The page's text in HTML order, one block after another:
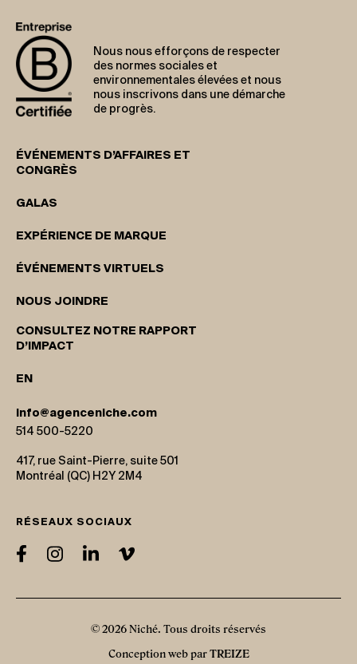
Nous nous efforçons de respecter
des normes sociales et
environnementales élevées et nous
nous inscrivons dans une démarche
de progrès.
ÉVÉNEMENTS D’AFFAIRES ET
CONGRÈS
GALAS
EXPÉRIENCE DE MARQUE
ÉVÉNEMENTS VIRTUELS
NOUS JOINDRE
CONSULTEZ NOTRE RAPPORT
D’IMPACT
EN
info@agenceniche.com
514 500-5220
417, rue Saint-Pierre, suite 501
Montréal (QC) H2Y 2M4
RÉSEAUX SOCIAUX
© 2026 Niché. Tous droits réservés
Conception web par TREIZE